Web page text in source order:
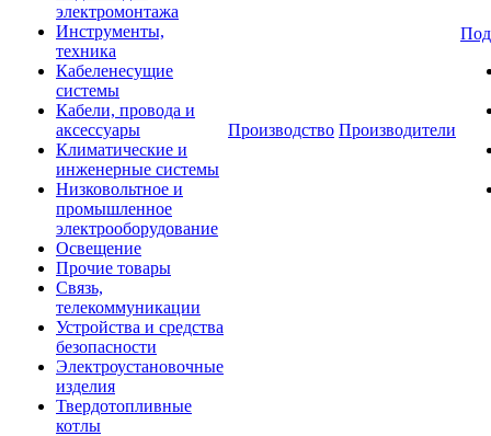
электромонтажа
Инструменты,
техника
Кабеленесущие
системы
Кабели, провода и
аксессуары
Климатические и
инженерные системы
Низковольтное и
промышленное
электрооборудование
Освещение
Прочие товары
Связь,
телекоммуникации
Устройства и средства
безопасности
Электроустановочные
изделия
Твердотопливные
котлы
Производство Производители